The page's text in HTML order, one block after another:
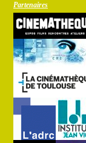
Partenaires